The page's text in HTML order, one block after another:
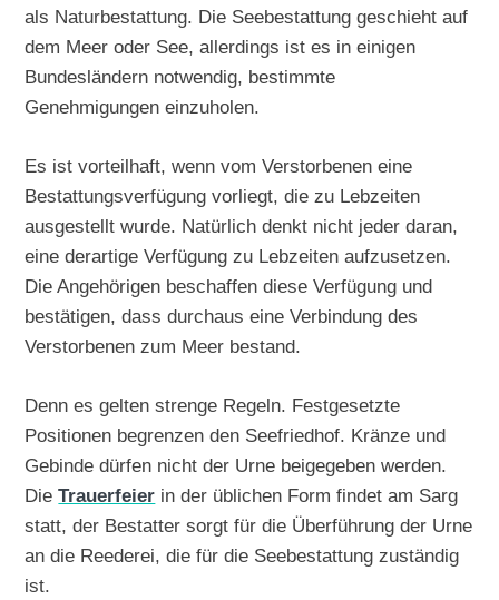
als Naturbestattung. Die Seebestattung geschieht auf
dem Meer oder See, allerdings ist es in einigen
Bundesländern notwendig, bestimmte
Genehmigungen einzuholen.
Es ist vorteilhaft, wenn vom Verstorbenen eine
Bestattungsverfügung vorliegt, die zu Lebzeiten
ausgestellt wurde. Natürlich denkt nicht jeder daran,
eine derartige Verfügung zu Lebzeiten aufzusetzen.
Die Angehörigen beschaffen diese Verfügung und
bestätigen, dass durchaus eine Verbindung des
Verstorbenen zum Meer bestand.
Denn es gelten strenge Regeln. Festgesetzte
Positionen begrenzen den Seefriedhof. Kränze und
Gebinde dürfen nicht der Urne beigegeben werden.
DieTrauerfeier in der üblichen Form findet am Sarg
statt, der Bestatter sorgt für die Überführung der Urne
an die Reederei, die für die Seebestattung zuständig
ist.